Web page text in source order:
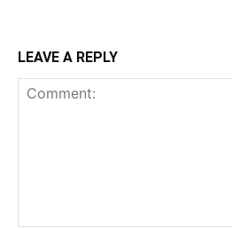
LEAVE A REPLY